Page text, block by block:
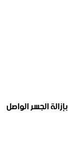
الجسر الواصل